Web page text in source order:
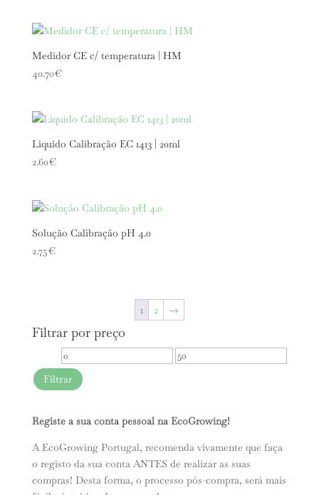
Medidor CE c/ temperatura | HM
40.70€
Liquido Calibração EC 1413 | 20ml
2.60€
Solução Calibração pH 4.0
2.75€
1 2 →
Filtrar por preço
Preço
mínimo
Preço
Filtrar
Registe a sua conta pessoal na EcoGrowing!
A EcoGrowing Portugal, recomenda vivamente que faça
o registo da sua conta ANTES de realizar as suas
compras! Desta forma, o processo pós-compra, será mais